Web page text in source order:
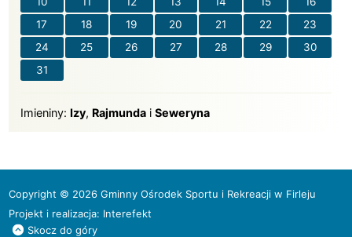
17
18 19 20 21 22
23
24
25 26 27 28 29
30
31
Imieniny
Imieniny: Izy, Rajmundai Seweryna
Copyright © 2026 Gminny Ośrodek Sportu i Rekreacji w Firleju
Projekt i realizacja: Interefekt
Skocz do góry